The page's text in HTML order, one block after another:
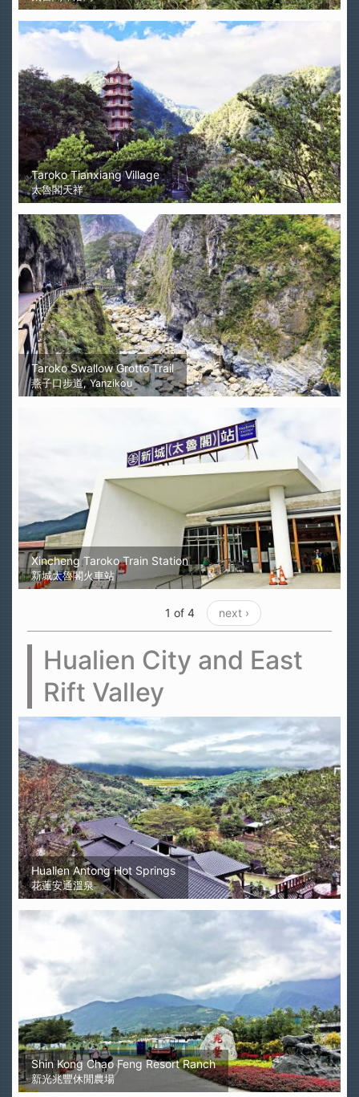
Taroko Tianxiang Village
太魯閣天祥
Taroko Swallow Grotto Trail
燕子口步道, Yanzikou
Xincheng Taroko Train Station
新城太魯閣火車站
1 of 4 next ›
Hualien City and East
Rift Valley
Hualien Antong Hot Springs
花蓮安通溫泉
Shin Kong Chao Feng Resort Ranch
新光兆豐休閒農場